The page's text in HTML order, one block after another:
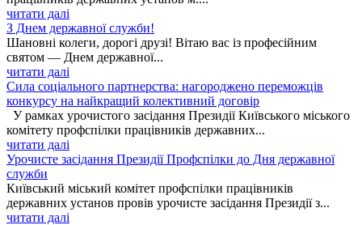
читати далі
З Днем державної служби!
Шановні колеги, дорогі друзі! Вітаю вас із професійним
святом — Днем державної...
читати далі
Сила соціального партнерства: нагороджено переможців
конкурсу на найкращий колективний договір
У рамках урочистого засідання Президії Київського міського
комітету профспілки працівників державних...
читати далі
Урочисте засідання Президії Профспілки до Дня державної
служби
Київський міський комітет профспілки працівників
державних установ провів урочисте засідання Президії з...
читати далі